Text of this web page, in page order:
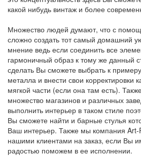
какой нибудь винтаж и более
Множество людей думают, что с
сложно создать тот самый домашний
мнение ведь если соединить все
гармоничный образ к тому же данный
сделать Вы сможете выбрать к
металла и внести свои корректировки
мягкой части (если она там есть).
множество магазинов и различных
выполнить интерьер в таком стиле
Вы сможете найти и барные стулья
Ваш интерьер. Также мы компания
нашими клиентами на заказ, если Вы
радостью поможем в ее исполнении.